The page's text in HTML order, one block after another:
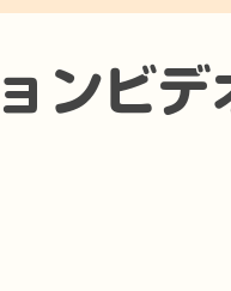
ンビデ